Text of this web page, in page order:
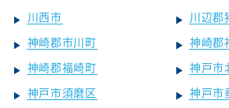
川西市
川辺郡
神崎郡市川町
神崎郡
神崎郡福崎町
神戸市
神戸市須磨区
神戸市